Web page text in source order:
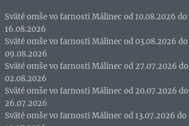
Sväté omše vo farnosti Málinec od 10.08.2026 do
16.08.2026
Sväté omše vo farnosti Málinec od 03.08.2026 do
09.08.2026
Sväté omše vo farnosti Málinec od 27.07.2026 do
02.08.2026
Sväté omše vo farnosti Málinec od 20.07.2026 do
26.07.2026
Sväté omše vo farnosti Málinec od 13.07.2026 do